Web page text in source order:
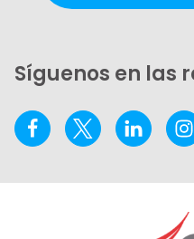
Síguenos en las